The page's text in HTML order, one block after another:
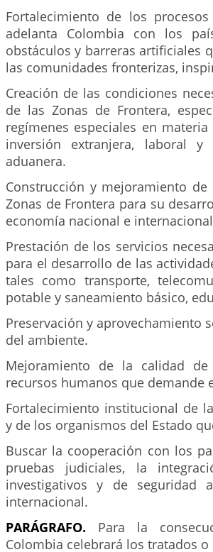
Fortalecimiento de los
adelanta Colombia con los
obstáculos y barreras artificiales
las comunidades fronterizas,
Creación de las condiciones
de las Zonas de Frontera,
regímenes especiales en
inversión extranjera, laboral
aduanera.
Construcción y mejoramiento
Zonas de Frontera para su
economía nacional e
Prestación de los servicios
para el desarrollo de las
tales como transporte,
potable y saneamiento básico,
Preservación y aprovechamiento
del ambiente.
Mejoramiento de la calidad
recursos humanos que demande
Fortalecimiento institucional de
y de los organismos del Estado
Buscar la cooperación con los
pruebas judiciales, la
investigativos y de
internacional.
PARÁGRAFO. Para la
Colombia celebrará los tratados